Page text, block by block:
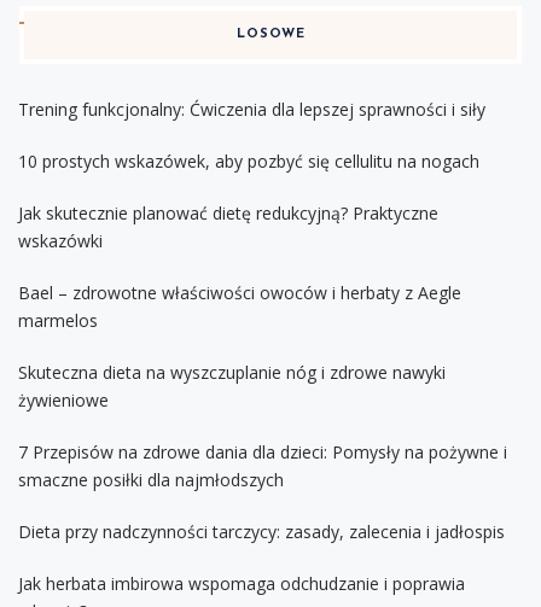
LOSOWE
Trening funkcjonalny: Ćwiczenia dla lepszej sprawności i siły
10 prostych wskazówek, aby pozbyć się cellulitu na nogach
Jak skutecznie planować dietę redukcyjną? Praktyczne
wskazówki
Bael – zdrowotne właściwości owoców i herbaty z Aegle
marmelos
Skuteczna dieta na wyszczuplanie nóg i zdrowe nawyki
żywieniowe
7 Przepisów na zdrowe dania dla dzieci: Pomysły na pożywne i
smaczne posiłki dla najmłodszych
Dieta przy nadczynności tarczycy: zasady, zalecenia i jadłospis
Jak herbata imbirowa wspomaga odchudzanie i poprawia